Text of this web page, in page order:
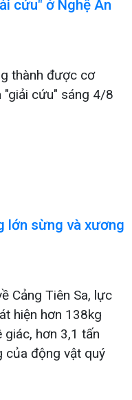
cứu" ở Nghệ An
thành được cơ
"giải cứu" sáng 4/8
lớn sừng và xương
Cảng Tiên Sa, lực
hiện hơn 138kg
hơn 3,1 tấn
của động vật quý